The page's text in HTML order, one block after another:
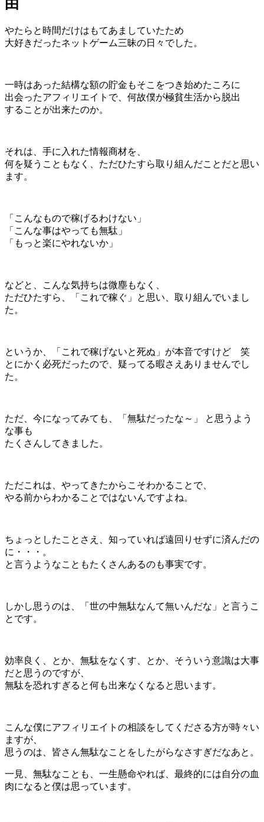
由
やたらと時間だけはもてあましていたため
大好きだったネットゲーム三昧の日々でした。
一時はあった結構な額の貯金もそこをつき始めたころに
出会ったアフィリエイトで、何故僕が極貧生活から脱出
することが出来たのか。
それは、手に入れた情報商材を、
何を疑うこともなく、ただひたすら取り組んだことだと思い
ます。
「こんなもので稼げるわけない」
「こんな事はやっても無駄」
「もっと楽にやれないか」
などと、こんな気持ちは微塵もなく、
ただひたすら、「これで稼ぐ」と思い、取り組んでいまし
た。
というか、「これで稼げないと死ぬ」が本音ですけど 笑
とにかく必死だったので、疑ってる暇さえありませんでし
た。
ただ、今になってみても、「無駄だったな～」 と思うよう
な事も
たくさんしてきました。
ただこれは、やってきたからこそわかることで、
やる前からわかることではないんですよね。
ちょっとしたことさえ、知っていれば遠回りせずに済んだの
に・・・。
と言うようなこともたくさんあるのも事実です。
しかし思うのは、 「世の中無駄なんて無いんだな」
と言うこ
とです。
効率良く 、とか、 無駄をなくす 、とか、そういう意識は大事
だと思うのですが、
無駄を恐れすぎると何も出来なくなると思います。
こんな僕にアフィリエイトの相談をしてくださる方が時々い
ますが、
思うのは、 皆さん無駄なことをしたがらなさすぎだなあと。
一見、無駄なことも、一生懸命やれば、最終的には自分の血
肉になると僕は思っています。